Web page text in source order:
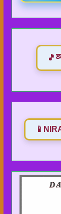
🎵
📱